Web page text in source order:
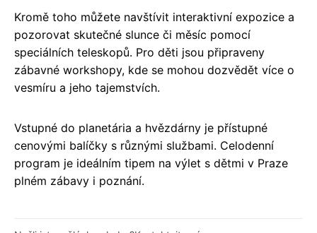
Kromě toho můžete navštívit interaktivní expozice a
pozorovat skutečné slunce či měsíc pomocí
speciálních teleskopů. Pro děti jsou připraveny
zábavné workshopy, kde se mohou dozvědět více o
vesmíru a jeho tajemstvích.
Vstupné do planetária a hvězdárny je přístupné
cenovými balíčky s různými službami. Celodenní
program je ideálním tipem na výlet s dětmi v Praze
plném zábavy i poznání.